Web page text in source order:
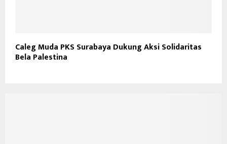
Caleg Muda PKS Surabaya Dukung Aksi Solidaritas
Bela Palestina